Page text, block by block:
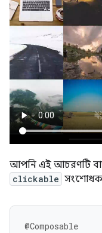
আপনি এই আচরণটি
clickable
@Composable